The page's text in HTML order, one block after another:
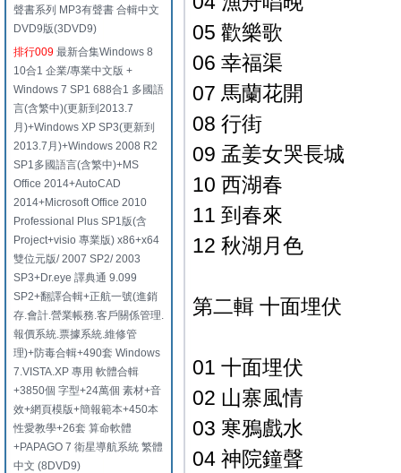
聲書系列 MP3有聲書 合輯中文
DVD9版(3DVD9)
排行009 最新合集Windows 8
10合1 企業/專業中文版 +
Windows 7 SP1 688合1 多國語
言(含繁中)(更新到2013.7
月)+Windows XP SP3(更新到
2013.7月)+Windows 2008 R2
SP1多國語言(含繁中)+MS
Office 2014+AutoCAD
2014+Microsoft Office 2010
Professional Plus SP1版(含
Project+visio 專業版) x86+x64
雙位元版/ 2007 SP2/ 2003
SP3+Dr.eye 譯典通 9.099
SP2+翻譯合輯+正航一號(進銷
存.會計.營業帳務.客戶關係管理.
報價系統.票據系統.維修管
理)+防毒合輯+490套 Windows
7.VISTA.XP 專用 軟體合輯
+3850個 字型+24萬個 素材+音
效+網頁模版+簡報範本+450本
性愛教學+26套 算命軟體
+PAPAGO 7 衛星導航系統 繁體
中文 (8DVD9)
05 歡樂歌
06 幸福渠
07 馬蘭花開
08 行街
09 孟姜女哭長城
10 西湖春
11 到春來
12 秋湖月色
第二輯 十面埋伏
01 十面埋伏
02 山寨風情
03 寒鴉戲水
04 神院鐘聲